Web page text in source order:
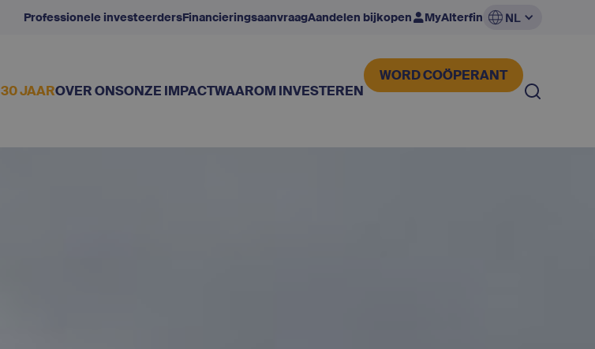
Professionele investeerdersFinancieringsaanvraagAandelen bijkopen MyAlterfin NL
30 JAAROVER ONSONZE IMPACTWAAROM INVESTEREN
WORD COÖPERANT